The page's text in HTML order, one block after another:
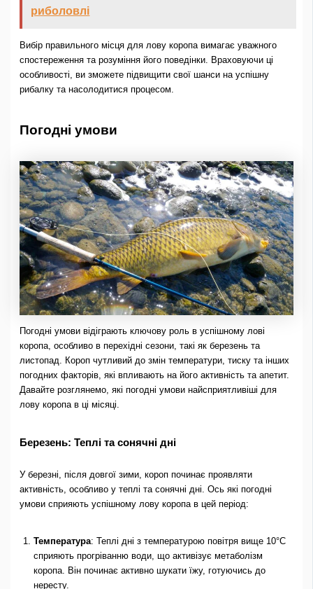
риболовлі
Вибір правильного місця для лову коропа вимагає уважного
спостереження та розуміння його поведінки. Враховуючи ці
особливості, ви зможете підвищити свої шанси на успішну
рибалку та насолодитися процесом.
Погодні умови
Погодні умови відіграють ключову роль в успішному лові
коропа, особливо в перехідні сезони, такі як березень та
листопад. Короп чутливий до змін температури, тиску та інших
погодних факторів, які впливають на його активність та апетит.
Давайте розглянемо, які погодні умови найсприятливіші для
лову коропа в ці місяці.
Березень: Теплі та сонячні дні
У березні, після довгої зими, короп починає проявляти
активність, особливо у теплі та сонячні дні. Ось які погодні
умови сприяють успішному лову коропа в цей період:
Температура: Теплі дні з температурою повітря вище 10°C
сприяють прогріванню води, що активізує метаболізм
коропа. Він починає активно шукати їжу, готуючись до
нересту.